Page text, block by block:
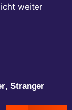
weiter
, Stranger